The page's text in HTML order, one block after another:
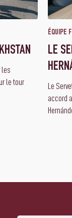
les
le tour
ÉQUIPE
LE
Le
accord